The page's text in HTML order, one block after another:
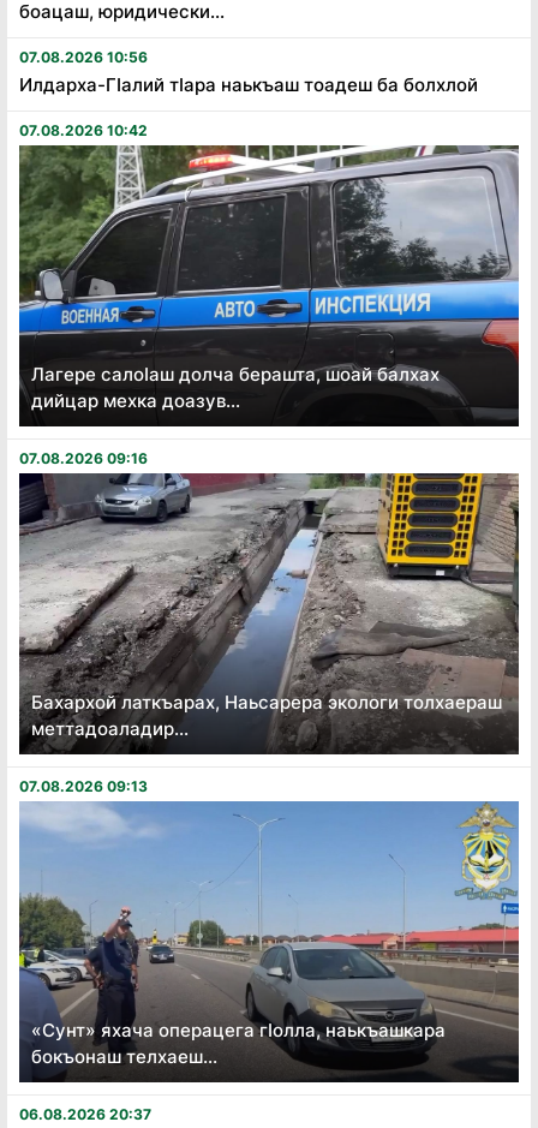
боацаш, юридически...
07.08.2026 10:56
Илдарха-Гӏалий тӏара наькъаш тоадеш ба болхлой
07.08.2026 10:42
Лагере салоӏаш долча берашта, шоай балхах
дийцар мехка доазув...
07.08.2026 09:16
Бахархой латкъарах, Наьсарера экологи толхаераш
меттадоаладир...
07.08.2026 09:13
«Сунт» яхача операцега гӏолла, наькъашкара
бокъонаш телхаеш...
06.08.2026 20:37